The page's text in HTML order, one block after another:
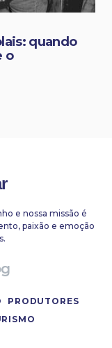
quando
o
e nossa missão é
paixão e emoção
PRODUTORES